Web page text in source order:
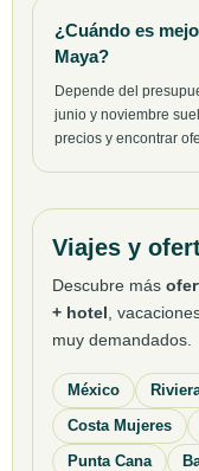
¿Cuándo es
Maya?
Depende del
junio y noviembre
precios y encontrar
Viajes y
Descubre más
+ hotel ,
muy demandados.
México
Costa Mujeres
Punta Cana